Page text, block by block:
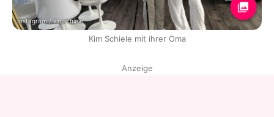
Instagram / kimschiele
Kim Schiele mit ihrer Oma
Anzeige